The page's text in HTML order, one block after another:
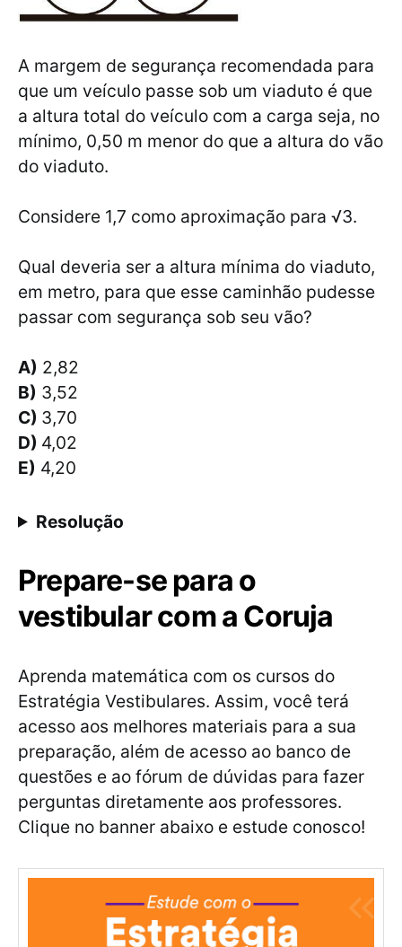
A margem de segurança recomendada para
que um veículo passe sob um viaduto é que
a altura total do veículo com a carga seja, no
mínimo, 0,50 m menor do que a altura do vão
do viaduto.
Considere 1,7 como aproximação para √3.
Qual deveria ser a altura mínima do viaduto,
em metro, para que esse caminhão pudesse
passar com segurança sob seu vão?
A) 2,82
B) 3,52
C) 3,70
D) 4,02
E) 4,20
Resolução
Prepare-se para o
vestibular com a Coruja
Aprenda matemática com os cursos do
Estratégia Vestibulares. Assim, você terá
acesso aos melhores materiais para a sua
preparação, além de acesso ao banco de
questões e ao fórum de dúvidas para fazer
perguntas diretamente aos professores.
Clique no banner abaixo e estude conosco!